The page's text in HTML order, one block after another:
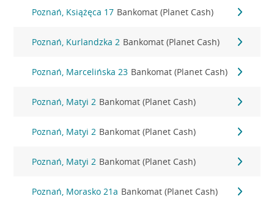
Poznań, Książęca 17 Bankomat (Planet Cash)
Poznań, Kurlandzka 2 Bankomat (Planet Cash)
Poznań, Marcelińska 23 Bankomat (Planet Cash)
Poznań, Matyi 2 Bankomat (Planet Cash)
Poznań, Matyi 2 Bankomat (Planet Cash)
Poznań, Matyi 2 Bankomat (Planet Cash)
Poznań, Morasko 21a Bankomat (Planet Cash)